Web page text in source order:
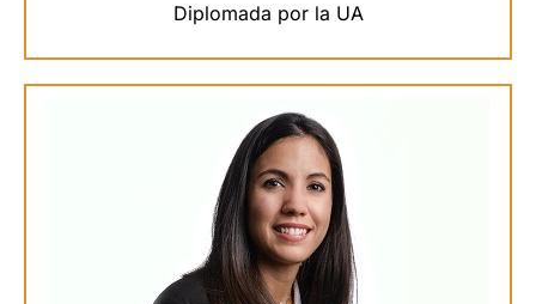
Diplomada por la UA